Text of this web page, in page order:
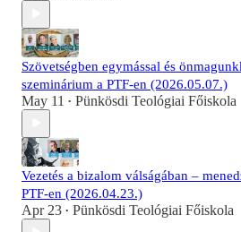
Szövetségben egymással és
szeminárium a PTF-en (2026.05.07.)
May 11 • Pünkösdi Teológiai Főiskola
Vezetés a bizalom válságában –
PTF-en (2026.04.23.)
Apr 23 • Pünkösdi Teológiai Főiskola